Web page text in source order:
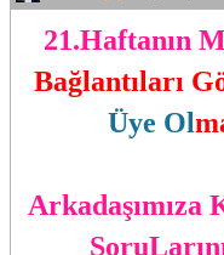
21.Haftanın
Bağlantıları
Üye Ol
Arkadaşımıza